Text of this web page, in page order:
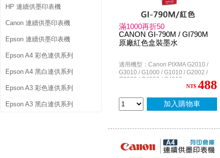
HP 連續供墨印表機
Canon 連續供墨印表機
Epson 連續供墨印表機
Epson A4 彩色連供系列
Epson A4 黑白連供系列
Epson A3 彩色連供系列
Epson A3 黑白連供系列
滿1000再折50
CANON GI-790M / GI790M
原廠紅色盒裝墨水
適用機型：Canon PIXMA G2010 /
G3010 / G1000 / G1010 / G2002 /
G3000 / G4000 / G4010
NT$ 488
加入購物車